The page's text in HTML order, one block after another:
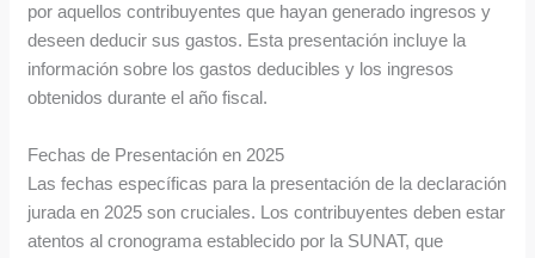
por aquellos contribuyentes que hayan generado ingresos y
deseen deducir sus gastos. Esta presentación incluye la
información sobre los gastos deducibles y los ingresos
obtenidos durante el año fiscal.
Fechas de Presentación en 2025
Las fechas específicas para la presentación de la declaración
jurada en 2025 son cruciales. Los contribuyentes deben estar
atentos al cronograma establecido por la SUNAT, que